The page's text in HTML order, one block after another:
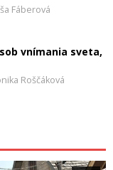
Fáberová
vnímania sveta,
Roščáková